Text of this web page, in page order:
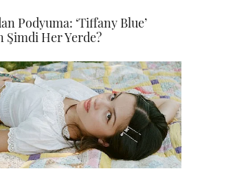
Podyuma: ‘Tiffany Blue’
Şimdi Her Yerde?